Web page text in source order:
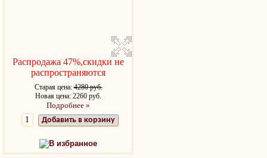
Распродажа 47%,скидки не
распространяются
Старая цена:4280 руб.
Новая цена: 2260 руб.
Подробнее »
Добавить в корзину
В избранное